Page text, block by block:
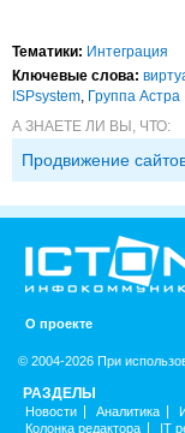
Тематики: Интеграция
Ключевые слова:
ISPsystem, Группа Астра
А ЗНАЕТЕ ЛИ ВЫ, ЧТО:
Продвижение
О проекте
© 2004-2026 При
РАЗДЕЛЫ
Новости Аналитика
Колонка редактора
IT